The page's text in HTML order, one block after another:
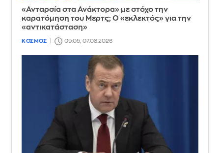
«Ανταρσία στα Ανάκτορα» με στόχο την
καρατόμηση του Μερτς; Ο «εκλεκτός» για την
«αντικατάσταση»
ΚΟΣΜΟΣ 09:05, 07.08.2026